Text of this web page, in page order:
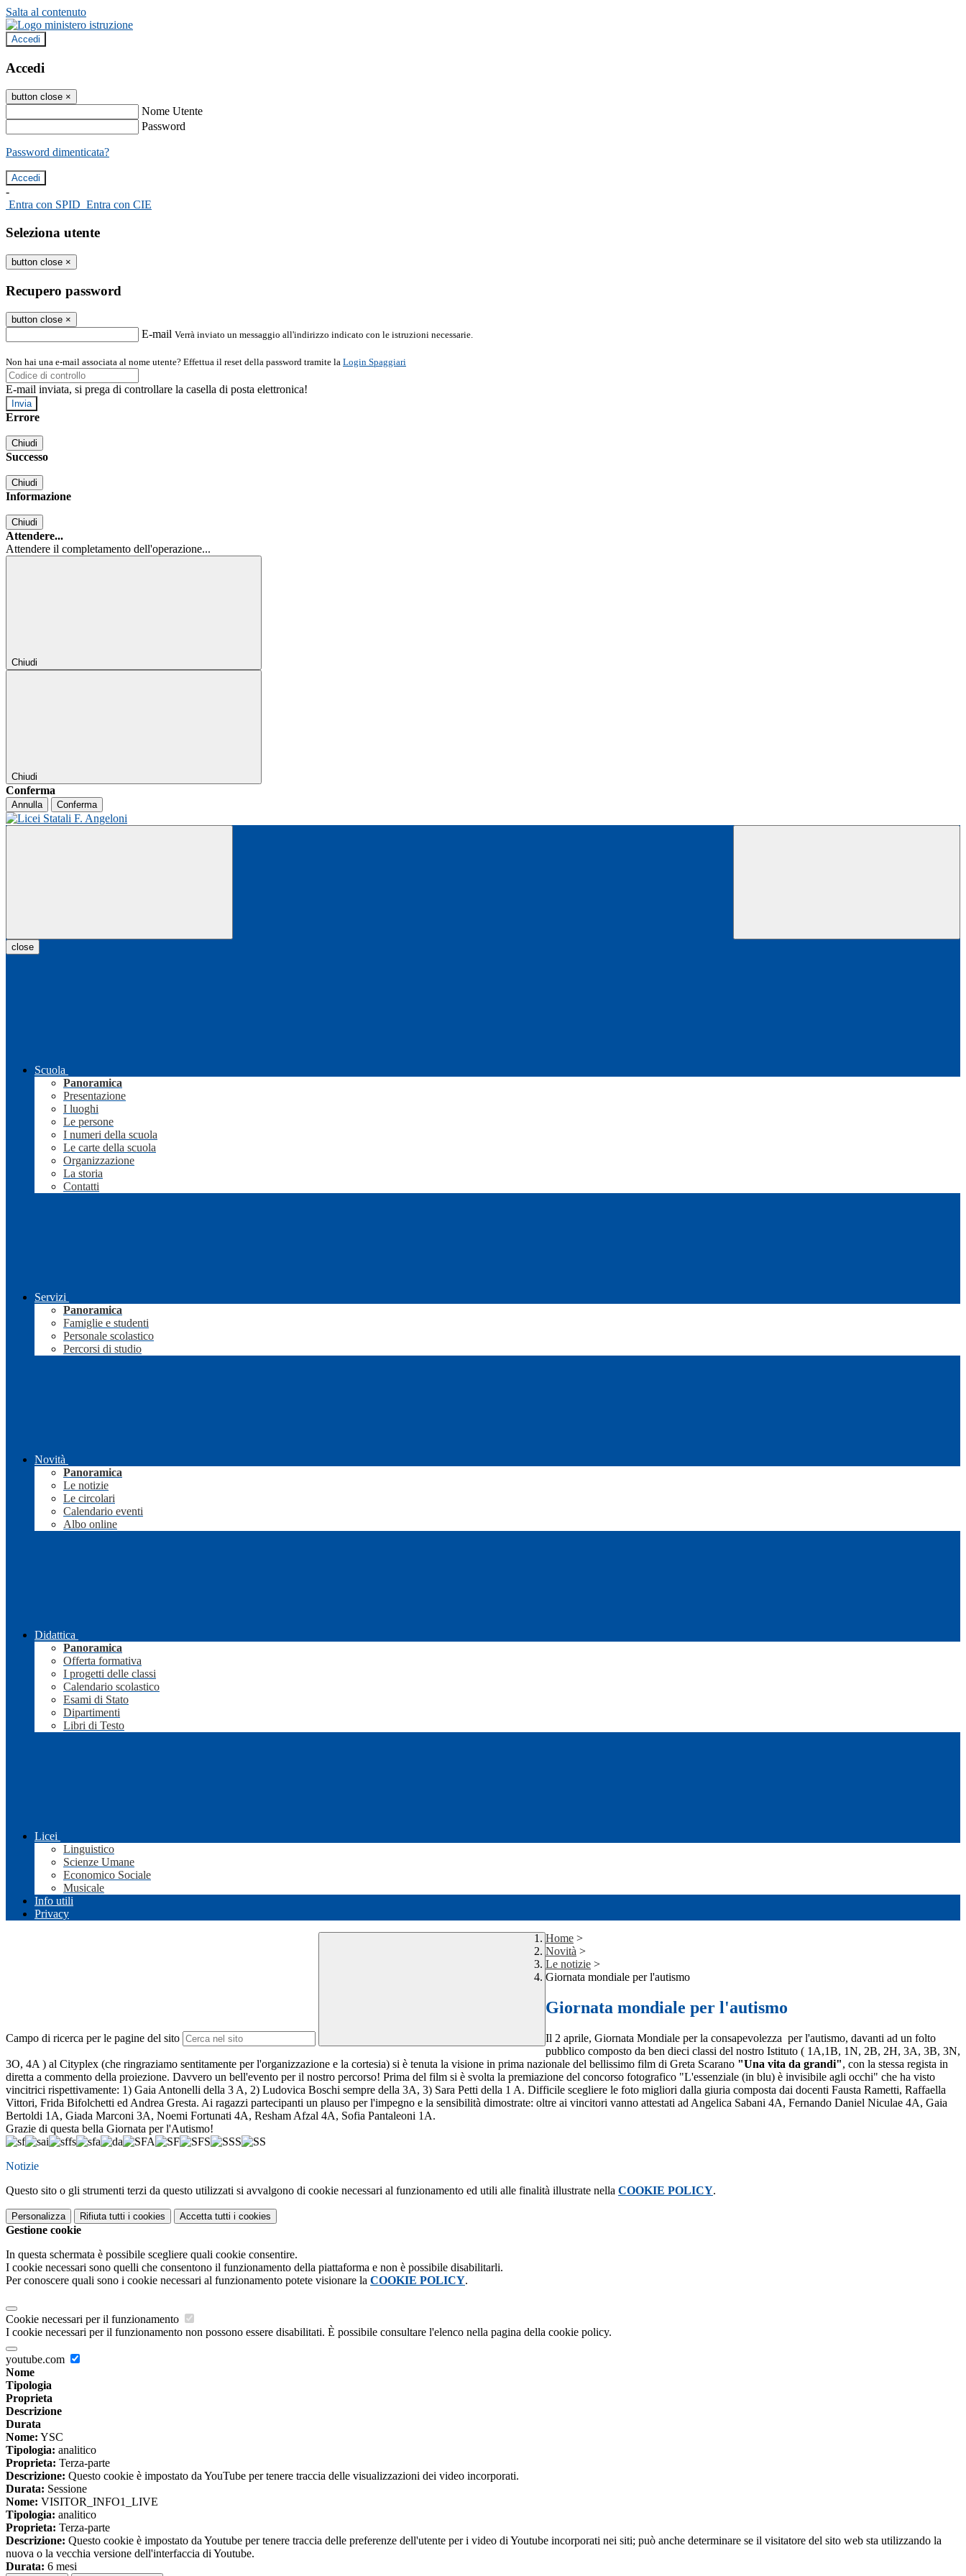
Salta al contenuto
Accedi
Accedi
button close ×
Nome Utente
Password
Password dimenticata?
-
Entra con SPID Entra con CIE
Seleziona utente
button close ×
Recupero password
button close ×
E-mail Verrà inviato un messaggio all'indirizzo indicato con le istruzioni necessarie.
Non hai una e-mail associata al nome utente? Effettua il reset della password tramite la Login Spaggiari
E-mail inviata, si prega di controllare la casella di posta elettronica!
Errore
Chiudi
Successo
Chiudi
Informazione
Chiudi
Attendere...
Attendere il completamento dell'operazione...
Chiudi
Chiudi
Conferma
Annulla Conferma
close
Scuola
Panoramica
Presentazione
I luoghi
Le persone
I numeri della scuola
Le carte della scuola
Organizzazione
La storia
Contatti
Servizi
Panoramica
Famiglie e studenti
Personale scolastico
Percorsi di studio
Novità
Panoramica
Le notizie
Le circolari
Calendario eventi
Albo online
Didattica
Panoramica
Offerta formativa
I progetti delle classi
Calendario scolastico
Esami di Stato
Dipartimenti
Libri di Testo
Licei
Linguistico
Scienze Umane
Economico Sociale
Musicale
Info utili
Privacy
Campo di ricerca per le pagine del sito
Home >
Novità >
Le notizie >
Giornata mondiale per l'autismo
Giornata mondiale per l'autismo
Il 2 aprile, Giornata Mondiale per la consapevolezza per l'autismo, davanti ad un folto
pubblico composto da ben dieci classi del nostro Istituto ( 1A,1B, 1N, 2B, 2H, 3A, 3B, 3N,
3O, 4A ) al Cityplex (che ringraziamo sentitamente per l'organizzazione e la cortesia) si è tenuta la visione in prima nazionale del bellissimo film di Greta Scarano "Una vita da grandi", con la stessa regista in
diretta a commento della proiezione. Davvero un bell'evento per il nostro percorso! Prima del film si è svolta la premiazione del concorso fotografico "L'essenziale (in blu) è invisibile agli occhi" che ha visto
vincitrici rispettivamente: 1) Gaia Antonelli della 3 A, 2) Ludovica Boschi sempre della 3A, 3) Sara Petti della 1 A. Difficile scegliere le foto migliori dalla giuria composta dai docenti Fausta Rametti, Raffaella
Vittori, Frida Bifolchetti ed Andrea Gresta. Ai ragazzi partecipanti un plauso per l'impegno e la sensibilità dimostrate: oltre ai vincitori vanno attestati ad Angelica Sabani 4A, Fernando Daniel Niculae 4A, Gaia
Bertoldi 1A, Giada Marconi 3A, Noemi Fortunati 4A, Resham Afzal 4A, Sofia Pantaleoni 1A.
Grazie di questa bella Giornata per l'Autismo!
Notizie
Questo sito o gli strumenti terzi da questo utilizzati si avvalgono di cookie necessari al funzionamento ed utili alle finalità illustrate nella COOKIE POLICY.
Personalizza Rifiuta tutti i cookies Accetta tutti i cookies
Gestione cookie
In questa schermata è possibile scegliere quali cookie consentire.
I cookie necessari sono quelli che consentono il funzionamento della piattaforma e non è possibile disabilitarli.
Per conoscere quali sono i cookie necessari al funzionamento potete visionare la COOKIE POLICY.
Cookie necessari per il funzionamento
I cookie necessari per il funzionamento non possono essere disabilitati. È possibile consultare l'elenco nella pagina della cookie policy.
youtube.com
Nome
Tipologia
Proprieta
Descrizione
Durata
Nome: YSC
Tipologia: analitico
Proprieta: Terza-parte
Descrizione: Questo cookie è impostato da YouTube per tenere traccia delle visualizzazioni dei video incorporati.
Durata: Sessione
Nome: VISITOR_INFO1_LIVE
Tipologia: analitico
Proprieta: Terza-parte
Descrizione: Questo cookie è impostato da Youtube per tenere traccia delle preferenze dell'utente per i video di Youtube incorporati nei siti; può anche determinare se il visitatore del sito web sta utilizzando la
nuova o la vecchia versione dell'interfaccia di Youtube.
Durata: 6 mesi